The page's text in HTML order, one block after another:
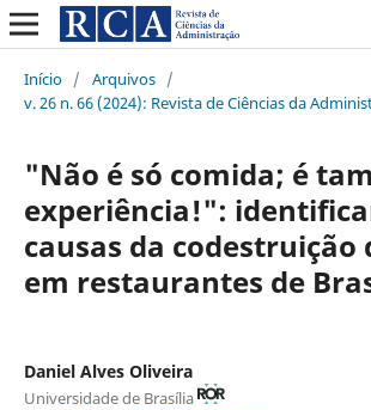
Início / Arquivos /
v. 26 n. 66 (2024): Revista de Ciências da
"Não é só comida; é
experiência!":
causas da codestruição
em restaurantes de
Daniel Alves Oliveira
Universidade de Brasília